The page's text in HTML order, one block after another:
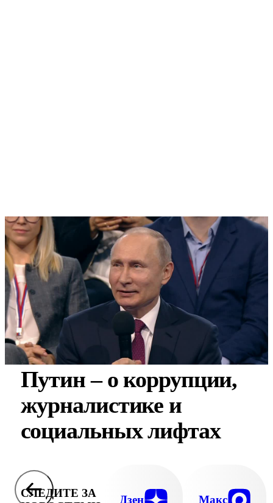
Путин – о коррупции,
журналистике и
социальных лифтах
СЛЕДИТЕ ЗА
Дзен Макс